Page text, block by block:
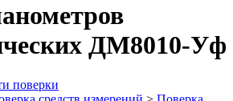
ДМ8010-Уф
поверки